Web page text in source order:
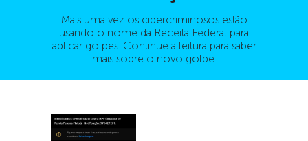
Mais uma vez os cibercriminosos estão
usando o nome da Receita Federal para
aplicar golpes. Continue a leitura para saber
mais sobre o novo golpe.